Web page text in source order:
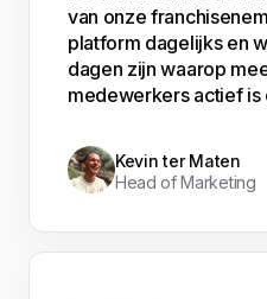
van onze
platform dagelijks en
dagen zijn waarop
medewerkers actief is
Kevin ter Maten
Head of Marketing